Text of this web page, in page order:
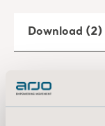
Download (2)
Filtro